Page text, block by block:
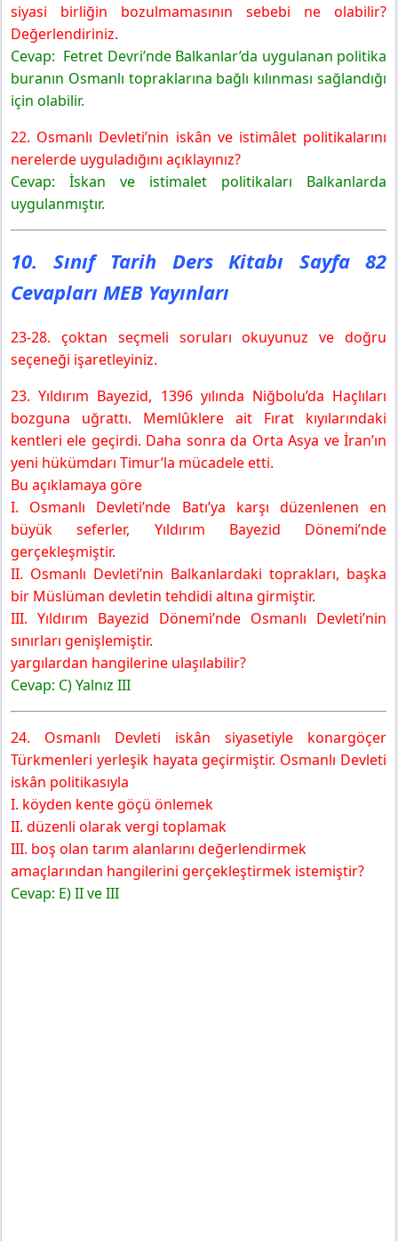
siyasi birliğin bozulmamasının sebebi ne olabilir?
Değerlendiriniz.
Cevap: Fetret Devri’nde Balkanlar’da uygulanan politika
buranın Osmanlı topraklarına bağlı kılınması sağlandığı
için olabilir.
22. Osmanlı Devleti’nin iskân ve istimâlet politikalarını
nerelerde uyguladığını açıklayınız?
Cevap: İskan ve istimalet politikaları Balkanlarda
uygulanmıştır.
10. Sınıf Tarih Ders Kitabı Sayfa 82
Cevapları MEB Yayınları
23-28. çoktan seçmeli soruları okuyunuz ve doğru
seçeneği işaretleyiniz.
23. Yıldırım Bayezid, 1396 yılında Niğbolu’da Haçlıları
bozguna uğrattı. Memlûklere ait Fırat kıyılarındaki
kentleri ele geçirdi. Daha sonra da Orta Asya ve İran’ın
yeni hükümdarı Timur’la mücadele etti.
Bu açıklamaya göre
I. Osmanlı Devleti’nde Batı’ya karşı düzenlenen en
büyük seferler, Yıldırım Bayezid Dönemi’nde
gerçekleşmiştir.
II. Osmanlı Devleti’nin Balkanlardaki toprakları, başka
bir Müslüman devletin tehdidi altına girmiştir.
III. Yıldırım Bayezid Dönemi’nde Osmanlı Devleti’nin
sınırları genişlemiştir.
yargılardan hangilerine ulaşılabilir?
Cevap: C) Yalnız III
24. Osmanlı Devleti iskân siyasetiyle konargöçer
Türkmenleri yerleşik hayata geçirmiştir. Osmanlı Devleti
iskân politikasıyla
I. köyden kente göçü önlemek
II. düzenli olarak vergi toplamak
III. boş olan tarım alanlarını değerlendirmek
amaçlarından hangilerini gerçekleştirmek istemiştir?
Cevap: E) II ve III